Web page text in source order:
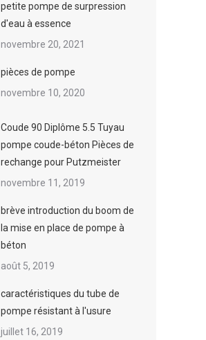
petite pompe de surpression
d'eau à essence
novembre 20, 2021
pièces de pompe
novembre 10, 2020
Coude 90 Diplôme 5.5 Tuyau
pompe coude-béton Pièces de
rechange pour Putzmeister
novembre 11, 2019
brève introduction du boom de
la mise en place de pompe à
béton
août 5, 2019
caractéristiques du tube de
pompe résistant à l'usure
juillet 16, 2019